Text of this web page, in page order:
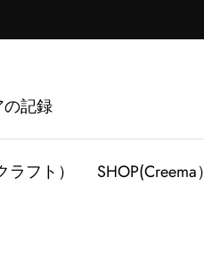
記録
フト） SHOP(Creema）